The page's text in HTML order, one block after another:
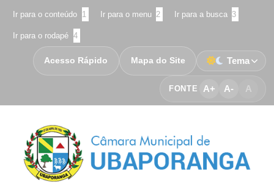
Ir para o conteúdo 1 Ir para o menu 2 Ir para a busca 3
Ir para o rodapé 4
FONTE A+ A- A
Acesso Rápido Mapa do Site Tema